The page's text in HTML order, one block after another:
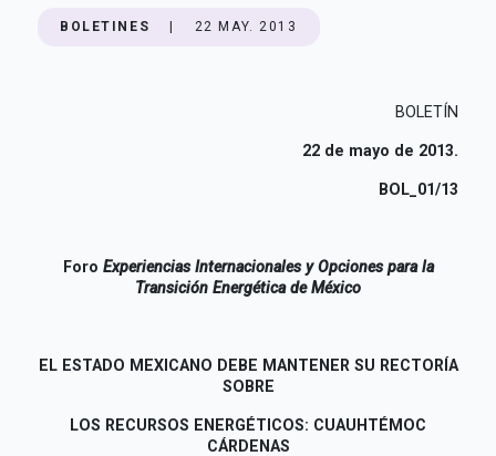
BOLETINES 22 MAY. 2013
BOLETÍN
22 de mayo de 2013.
BOL_01/13
Foro Experiencias Internacionales y Opciones para la
Transición Energética de México
EL ESTADO MEXICANO DEBE MANTENER SU RECTORÍA
SOBRE
LOS RECURSOS ENERGÉTICOS: CUAUHTÉMOC
CÁRDENAS